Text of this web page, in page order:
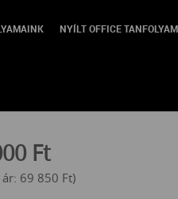
NYÍLT OFFICE
Excel VBA
Ft
69 850 Ft)